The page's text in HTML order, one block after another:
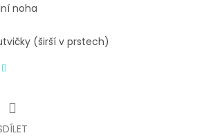
noha
(širší v prstech)